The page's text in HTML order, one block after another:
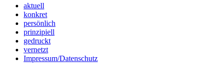
Zum
Inhalt
springen
aktuell
konkret
persönlich
prinzipiell
gedruckt
vernetzt
Impressum/Datenschutz